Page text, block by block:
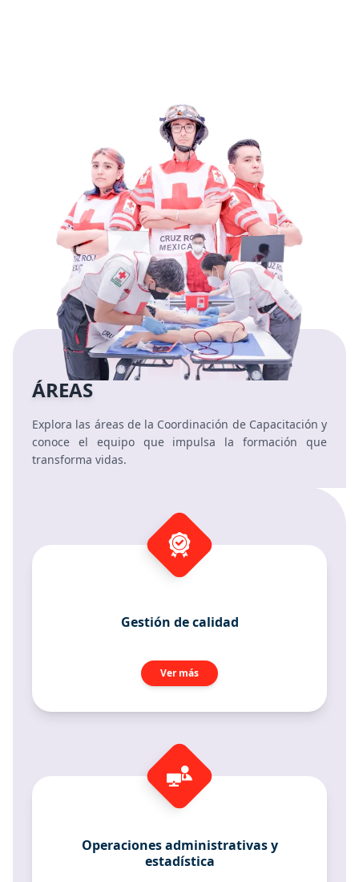
ÁREAS
Explora las áreas de la Coordinación de Capacitación y
conoce el equipo que impulsa la formación que
transforma vidas.
Gestión de calidad
Ver más
Operaciones administrativas y
estadística